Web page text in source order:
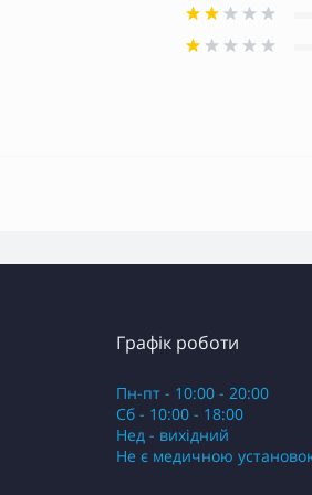
Графік роботи
Пн-пт - 10:00 - 20:00
Сб - 10:00 - 18:00
Нед - вихідний
Не є медичною